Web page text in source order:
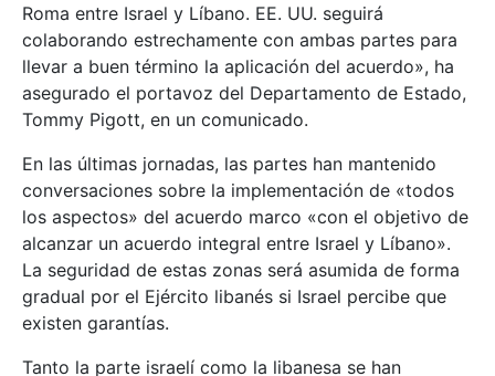
Roma entre Israel y Líbano. EE. UU. seguirá
colaborando estrechamente con ambas partes para
llevar a buen término la aplicación del acuerdo», ha
asegurado el portavoz del Departamento de Estado,
Tommy Pigott, en un comunicado.
En las últimas jornadas, las partes han mantenido
conversaciones sobre la implementación de «todos
los aspectos» del acuerdo marco «con el objetivo de
alcanzar un acuerdo integral entre Israel y Líbano».
La seguridad de estas zonas será asumida de forma
gradual por el Ejército libanés si Israel percibe que
existen garantías.
Tanto la parte israelí como la libanesa se han